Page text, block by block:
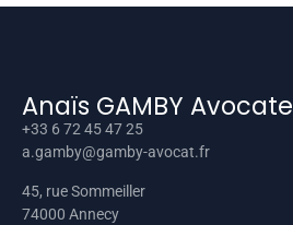
Anaïs GAMBY Avocate
+33 6 72 45 47 25
a.gamby@gamby-avocat.fr
45, rue Sommeiller
74000 Annecy